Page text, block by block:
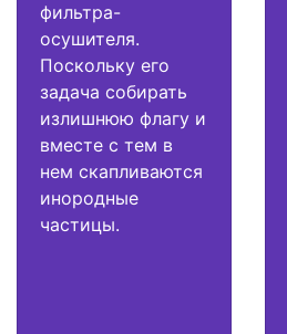
фильтра-
осушителя.
Поскольку его
задача собирать
излишнюю флагу и
вместе с тем в
нем скапливаются
инородные
частицы.